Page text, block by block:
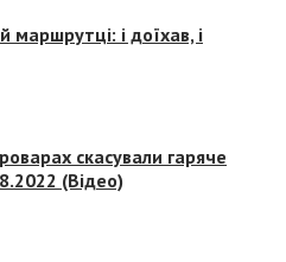
маршрутці: і доїхав, і
скасували гаряче
(Відео)